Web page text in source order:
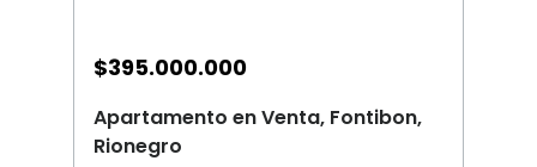
$395.000.000
Apartamento en Venta, Fontibon,
Rionegro